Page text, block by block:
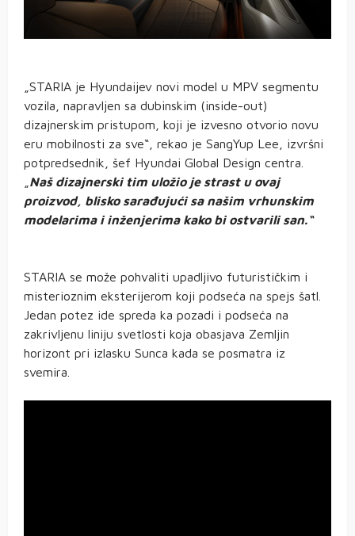
„STARIA je Hyundaijev novi model u MPV segmentu
vozila, napravljen sa dubinskim (inside-out)
dizajnerskim pristupom, koji je izvesno otvorio novu
eru mobilnosti za sve“, rekao je SangYup Lee, izvršni
potpredsednik, šef Hyundai Global Design centra.
Naš dizajnerski tim uložio je strast u ovaj
proizvod, blisko sarađujući sa našim vrhunskim
modelarima i inženjerima kako bi ostvarili san.“
STARIA se može pohvaliti upadljivo futurističkim i
misterioznim eksterijerom koji podseća na spejs šatl.
Jedan potez ide spreda ka pozadi i podseća na
zakrivljenu liniju svetlosti koja obasjava Zemljin
horizont pri izlasku Sunca kada se posmatra iz
svemira.